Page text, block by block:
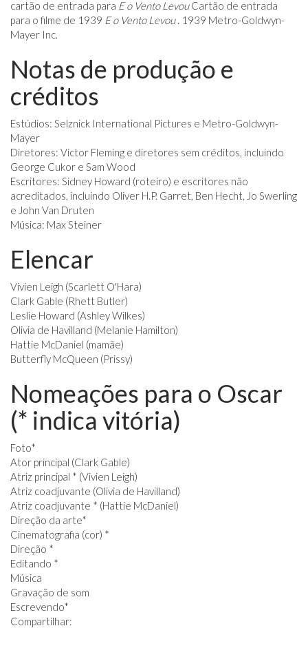
cartão de entrada para E o Vento LevouCartão de entrada
para o filme de 1939 E o Vento Levou. 1939 Metro-Goldwyn-
Mayer Inc.
Notas de produção e
créditos
Estúdios: Selznick International Pictures e Metro-Goldwyn-
Mayer
Diretores: Victor Fleming e diretores sem créditos, incluindo
George Cukor e Sam Wood
Escritores: Sidney Howard (roteiro) e escritores não
acreditados, incluindo Oliver H.P. Garret, Ben Hecht, Jo Swerling
e John Van Druten
Música: Max Steiner
Elencar
Vivien Leigh (Scarlett O'Hara)
Clark Gable (Rhett Butler)
Leslie Howard (Ashley Wilkes)
Olivia de Havilland (Melanie Hamilton)
Hattie McDaniel (mamãe)
Butterfly McQueen (Prissy)
Nomeações para o Oscar
(* indica vitória)
Foto*
Ator principal (Clark Gable)
Atriz principal * (Vivien Leigh)
Atriz coadjuvante (Olivia de Havilland)
Atriz coadjuvante * (Hattie McDaniel)
Direção da arte*
Cinematografia (cor) *
Direção *
Editando *
Música
Gravação de som
Escrevendo*
Compartilhar: